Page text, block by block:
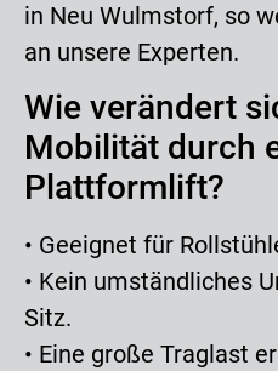
in Neu Wulmstorf, so
an unsere Experten.
Wie verändert
Mobilität durch
Plattformlift?
• Geeignet für
• Kein umständliches
Sitz.
• Eine große Traglast